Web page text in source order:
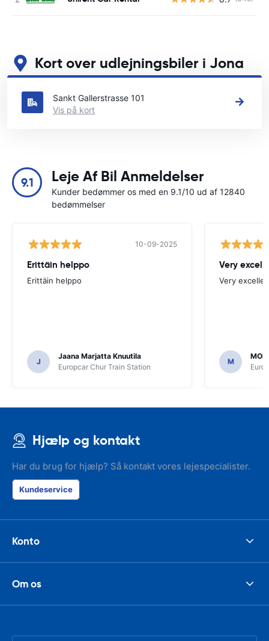
Kort over udlejningsbiler i Jona
Se vores vigtigste biludlejningssteder i Jona
Sankt Gallerstrasse 101
Vis på kort
9.1 Leje Af Bil Anmeldelser
Kunder bedømmer os med en 9.1/10 ud af 12840
bedømmelser
10-09-2025
Erittäin helppo
Erittäin helppo
J
Jaana Marjatta Knuutila
Europcar Chur Train Station
Very
Very
M
Hjælp og kontakt
Har du brug for hjælp? Så kontakt vores lejespecialister.
Kundeservice
Konto
Om os